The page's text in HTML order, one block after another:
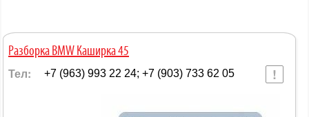
Разборка BMW Каширка 45
Тел: +7 (963) 993 22 24; +7 (903) 733 62 05